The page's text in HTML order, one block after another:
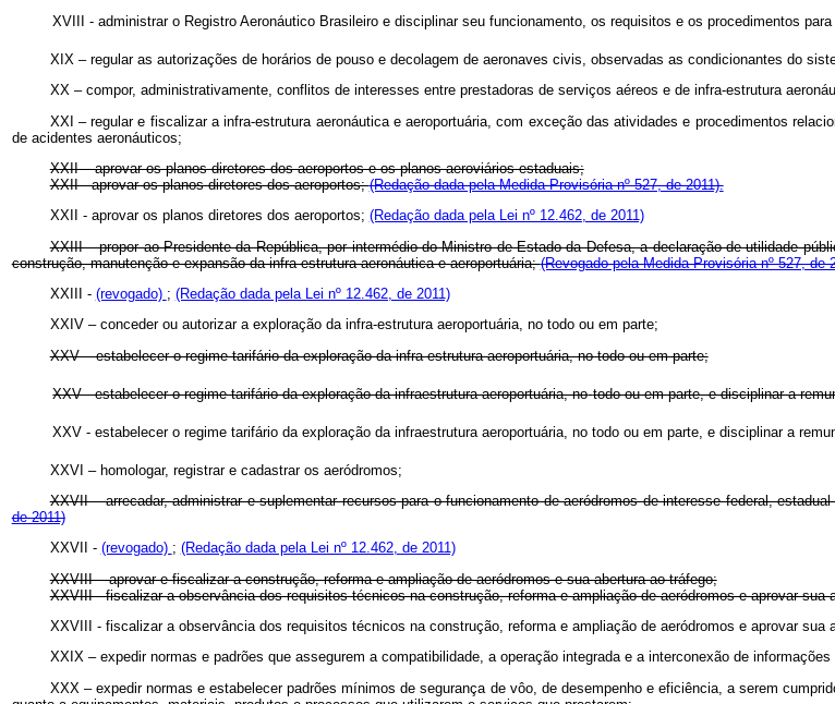
XVIII - administrar o Registro Aeronáutico Brasileiro e disciplinar seu funcionamento, os requisitos e os procedimentos
XIX – regular as autorizações de horários de pouso e decolagem de aeronaves civis, observadas as condicionantes do
XX – compor, administrativamente, conflitos de interesses entre prestadoras de serviços aéreos e de infra-estrutura
XXI – regular e fiscalizar a infra-estrutura aeronáutica e aeroportuária, com exceção das atividades e procedimentos
de acidentes aeronáuticos;
XXII – aprovar os planos diretores dos aeroportos e os planos aeroviários estaduais;
XXII - aprovar os planos diretores dos aeroportos;(Redação dada pela Medida Provisória nº 527, de 2011).
XXII - aprovar os planos diretores dos aeroportos; (Redação dada pela Lei nº 12.462, de 2011)
XXIII – propor ao Presidente da República, por intermédio do Ministro de Estado da Defesa, a declaração de utilidade
construção, manutenção e expansão da infra-estrutura aeronáutica e aeroportuária;(Revogado pela Medida Provisória nº 527, de
XXIII - (revogado) ; (Redação dada pela Lei nº 12.462, de 2011)
XXIV – conceder ou autorizar a exploração da infra-estrutura aeroportuária, no todo ou em parte;
XXV – estabelecer o regime tarifário da exploração da infra-estrutura aeroportuária, no todo ou em parte;
XXV - estabelecer o regime tarifário da exploração da infraestrutura aeroportuária, no todo ou em parte, e disciplinar a
XXV - estabelecer o regime tarifário da exploração da infraestrutura aeroportuária, no todo ou em parte, e disciplinar a
XXVI – homologar, registrar e cadastrar os aeródromos;
XXVII – arrecadar, administrar e suplementar recursos para o funcionamento de aeródromos de interesse federal,
de 2011)
XXVII - (revogado) ; (Redação dada pela Lei nº 12.462, de 2011)
XXVIII – aprovar e fiscalizar a construção, reforma e ampliação de aeródromos e sua abertura ao tráfego;
XXVIII - fiscalizar a observância dos requisitos técnicos na construção, reforma e ampliação de aeródromos e aprovar sua
XXVIII - fiscalizar a observância dos requisitos técnicos na construção, reforma e ampliação de aeródromos e aprovar sua
XXIX – expedir normas e padrões que assegurem a compatibilidade, a operação integrada e a interconexão de informações
XXX – expedir normas e estabelecer padrões mínimos de segurança de vôo, de desempenho e eficiência, a serem